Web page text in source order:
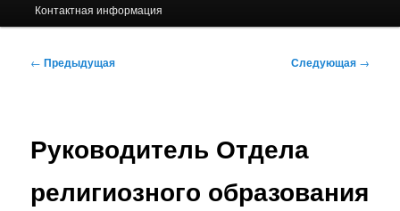
Контактная информация
Навигация
← Предыдущая Следующая →
Руководитель Отдела
религиозного образования